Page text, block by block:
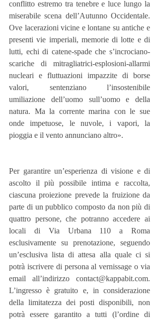
conflitto estremo tra tenebre e luce lungo la
miserabile scena dell’Autunno Occidentale.
Ove lacerazioni vicine e lontane su antiche e
presenti vie imperiali, memorie di lotte e di
lutti, echi di catene-spade che s’incrociano-
scariche di mitragliatrici-esplosioni-allarmi
nucleari e fluttuazioni impazzite di borse
valori, sentenziano l’insostenibile
umiliazione dell’uomo sull’uomo e della
natura. Ma la corrente marina con le sue
onde impetuose, le nuvole, i vapori, la
pioggia e il vento annunciano altro».
Per garantire un’esperienza di visione e di
ascolto il più possibile intima e raccolta,
ciascuna proiezione prevede la fruizione da
parte di un pubblico composto da non più di
quattro persone, che potranno accedere ai
locali di Via Urbana 110 a Roma
esclusivamente su prenotazione, seguendo
un’esclusiva lista di attesa alla quale ci si
potrà iscrivere di persona al vernissage o via
email all’indirizzo contact@kappabit.com.
L’ingresso è gratuito e, in considerazione
della limitatezza dei posti disponibili, non
potrà essere garantito a tutti (l’ordine di